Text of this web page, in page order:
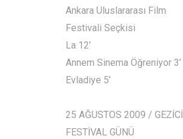
Ankara Uluslararası Film
Festivali Seçkisi
La 12’
Annem Sinema Öğreniyor 3’
Evladiye 5’
25 AĞUSTOS 2009 / GEZİCİ
FESTİVAL GÜNÜ